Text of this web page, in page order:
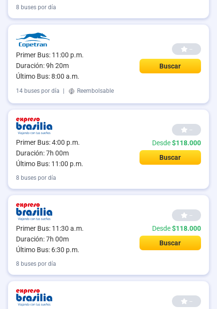
8 buses por día
Primer Bus: 11:00 p.m.
Duración: 9h 20m
Último Bus: 8:00 a.m.
--
Buscar
14 buses por día Reembolsable
Primer Bus: 4:00 p.m.
Duración: 7h 00m
Último Bus: 11:00 p.m.
--
Desde$118.000
Buscar
8 buses por día
Primer Bus: 11:30 a.m.
Duración: 7h 00m
Último Bus: 6:30 p.m.
--
Desde$118.000
Buscar
8 buses por día
--